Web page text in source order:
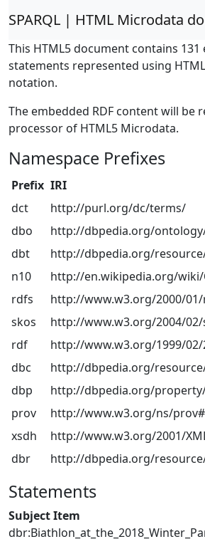
SPARQL | HTML Microdata
This HTML5 document contains 131
statements represented using
notation.
The embedded RDF content will be
processor of HTML5 Microdata.
Namespace Prefixes
Prefix IRI
dct
http://purl.org/dc/terms/
dbo
http://dbpedia.org/
dbt
http://dbpedia.org/
n10
http://en.wikipedia.org/wiki/
rdfs
http://www.w3.org/2000/
skos
http://www.w3.org/2004/
rdf
http://www.w3.org/1999/
dbc
http://dbpedia.org/
dbp
http://dbpedia.org/
prov
http://www.w3.org/ns/prov#
xsdh
http://www.w3.org/2001/
dbr
http://dbpedia.org/
Statements
Subject Item